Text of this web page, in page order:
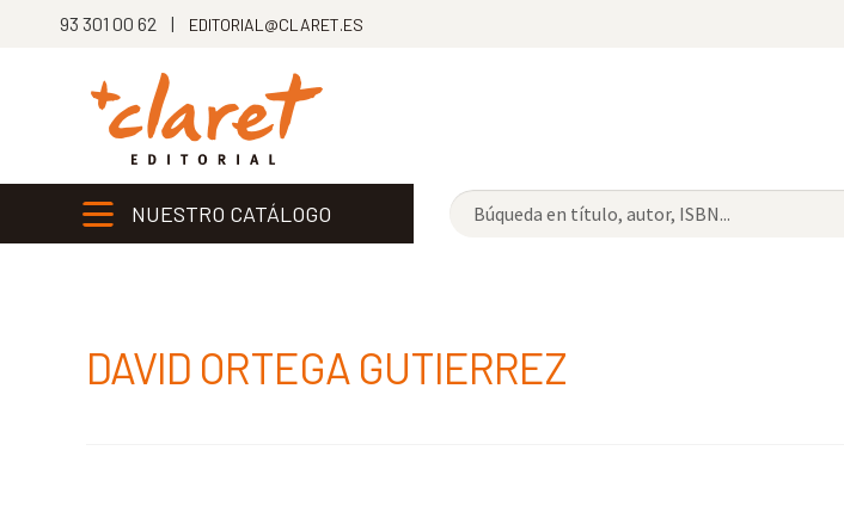
93 301 00 62 | EDITORIAL@CLARET.ES
NUESTRO CATÁLOGO
DAVID ORTEGA GUTIERREZ